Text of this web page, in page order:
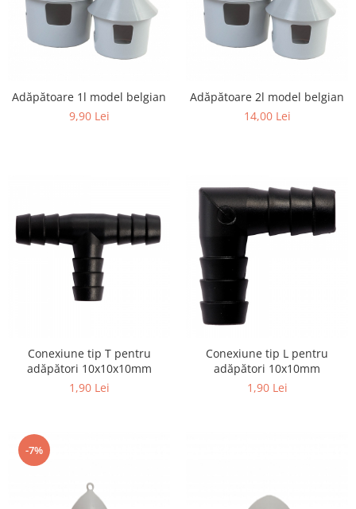
Adăpătoare 1l model belgian
9,90 Lei
Adăpătoare 2l model belgian
14,00 Lei
Conexiune tip T pentru
adăpători 10x10x10mm
1,90 Lei
Conexiune tip L pentru
adăpători 10x10mm
1,90 Lei
-7%